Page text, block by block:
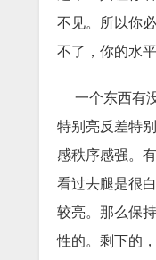
不见。所以你
不了，你的水
一个东西有
特别亮反差特
感秩序感强。
看过去腿是很
较亮。那么保
性的。剩下的